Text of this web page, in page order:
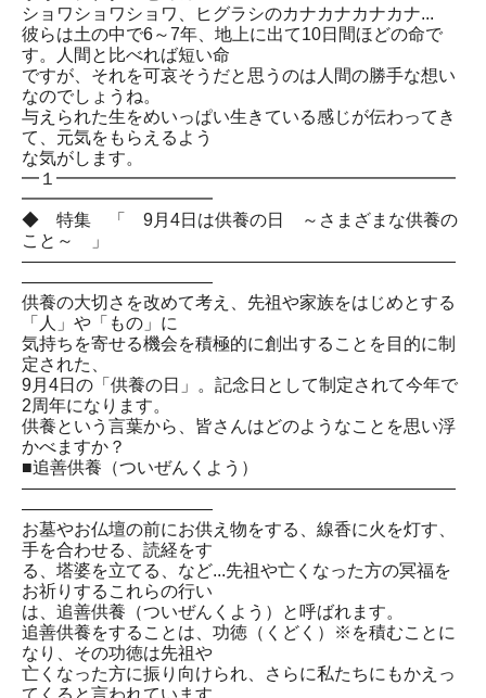
ショワショワショワ、ヒグラシのカナカナカナカナ...
彼らは土の中で6～7年、地上に出て10日間ほどの命で
す。人間と比べれば短い命
ですが、それを可哀そうだと思うのは人間の勝手な想い
なのでしょうね。
与えられた生をめいっぱい生きている感じが伝わってき
て、元気をもらえるよう
な気がします。
━１━━━━━━━━━━━━━━━━━━━━━━━
━━━━━━━━━━━
◆ 特集 「 9月4日は供養の日 ～さまざまな供養の
こと～ 」
―――――――――――――――――――――――――
―――――――――――
供養の大切さを改めて考え、先祖や家族をはじめとする
「人」や「もの」に
気持ちを寄せる機会を積極的に創出することを目的に制
定された、
9月4日の「供養の日」。記念日として制定されて今年で
2周年になります。
供養という言葉から、皆さんはどのようなことを思い浮
かべますか？
■追善供養（ついぜんくよう）
―――――――――――――――――――――――――
―――――――――――
お墓やお仏壇の前にお供え物をする、線香に火を灯す、
手を合わせる、読経をす
る、塔婆を立てる、など...先祖や亡くなった方の冥福を
お祈りするこれらの行い
は、追善供養（ついぜんくよう）と呼ばれます。
追善供養をすることは、功徳（くどく）※を積むことに
なり、その功徳は先祖や
亡くなった方に振り向けられ、さらに私たちにもかえっ
てくると言われています。